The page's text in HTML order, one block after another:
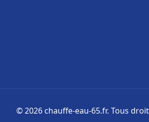
© 2026 chauffe-eau-65.fr. Tous